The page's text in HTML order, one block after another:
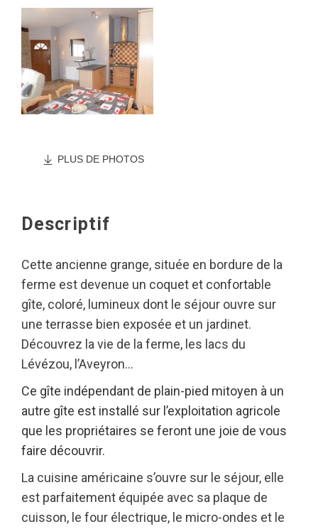
PLUS DE PHOTOS
Descriptif
Cette ancienne grange, située en bordure de la
ferme est devenue un coquet et confortable
gîte, coloré, lumineux dont le séjour ouvre sur
une terrasse bien exposée et un jardinet.
Découvrez la vie de la ferme, les lacs du
Lévézou, l’Aveyron…
Ce gîte indépendant de plain-pied mitoyen à un
autre gîte est installé sur l’exploitation agricole
que les propriétaires se feront une joie de vous
faire découvrir.
La cuisine américaine s’ouvre sur le séjour, elle
est parfaitement équipée avec sa plaque de
cuisson, le four électrique, le micro-ondes et le